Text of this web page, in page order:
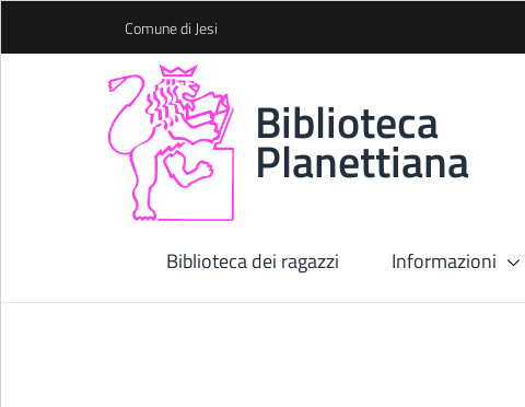
Skip to Main ContentComune di Jesi
Biblioteca
Planettiana
Biblioteca dei ragazzi Informazioni